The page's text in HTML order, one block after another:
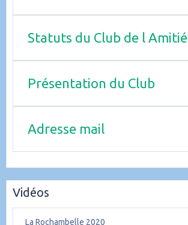
Statuts du Club de l Amitié
Présentation du Club
Adresse mail
Vidéos
La Rochambelle 2020